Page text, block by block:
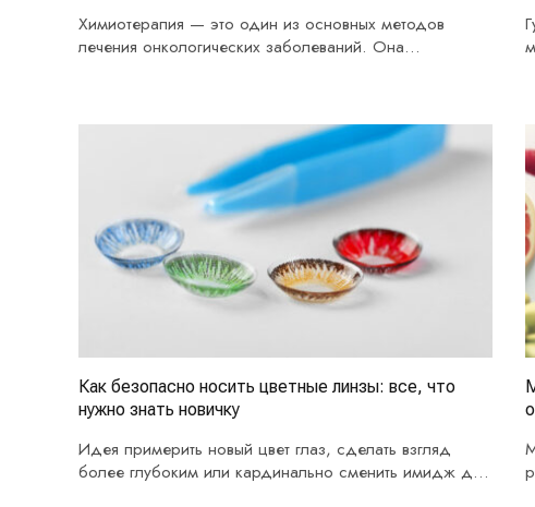
Химиотерапия — это один из основных методов
лечения онкологических заболеваний. Она
Как безопасно носить цветные линзы: все, что
нужно знать новичку
Идея примерить новый цвет глаз, сделать взгляд
более глубоким или кардинально сменить имидж для